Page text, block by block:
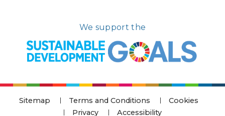
We support the
Sitemap Terms and Conditions
Cookies
Privacy
Accessibility